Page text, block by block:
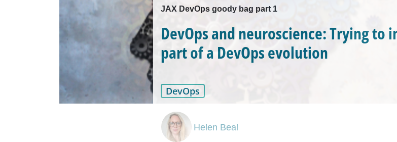
JAX DevOps goody bag part 1
DevOps and neuroscience: Trying to
part of a DevOps evolution
DevOps
Helen Beal